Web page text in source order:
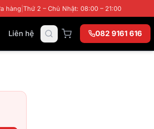
hàng Thứ 2 – Chủ Nhật: 08:00 – 21:00
Liên hệ 082 9161 616